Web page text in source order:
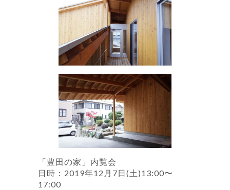
「豊田の家」内覧会
日時：2019年12月7日(土)13:00〜
17:00